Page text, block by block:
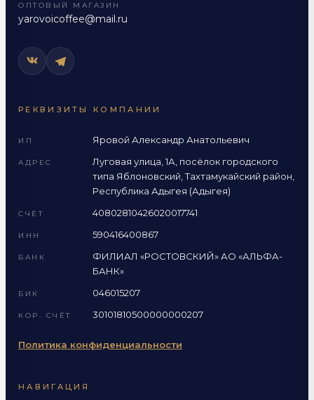
ОПТОВЫЙ МАГАЗИН
yarovoicoffee@mail.ru
РЕКВИЗИТЫ КОМПАНИИ
ИП Яровой Александр Анатольевич
АДРЕС
Луговая улица, 1А, посёлок городского
типа Яблоновский, Тахтамукайский район,
Республика Адыгея (Адыгея)
СЧЁТ 40802810426020017741
ИНН 590416400867
БАНК
ФИЛИАЛ «РОСТОВСКИЙ» АО «АЛЬФА-
БАНК»
БИК 046015207
КОР. СЧЁТ 30101810500000000207
Политика конфиденциальности
НАВИГАЦИЯ